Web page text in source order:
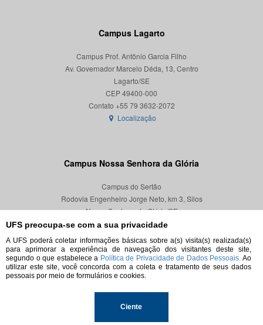
UFS preocupa-se com a sua privacidade
A UFS poderá coletar informações básicas sobre a(s) visita(s) realizada(s)
para aprimorar a experiência de navegação dos visitantes deste site,
segundo o que estabelece a Política de Privacidade de Dados Pessoais. Ao
utilizar este site, você concorda com a coleta e tratamento de seus dados
pessoais por meio de formulários e cookies.
Ciente
Campus Lagarto
Campus Prof. Antônio Garcia Filho
Av. Governador Marcelo Déda, 13, Centro
Lagarto/SE
CEP 49400-000
Localização
Campus Nossa Senhora da Glória
Campus do Sertão
Rodovia Engenheiro Jorge Neto, km 3, Silos
Nossa Senhora da Glória/SE
CEP 49680-000
Localização
© 2026. Todos os direitos reservados.
Universidade Federal de Sergipe.